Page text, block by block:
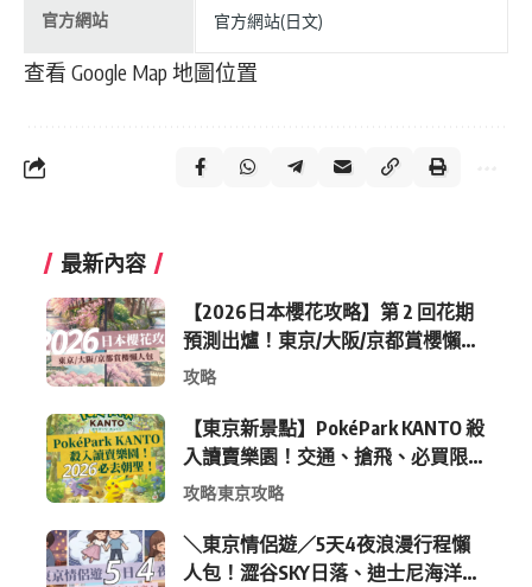
官方網站 官方網站(日文)
查看 Google Map 地圖位置
最新內容
【2026日本櫻花攻略】第 2 回花期
預測出爐！東京/大阪/京都賞櫻懶人
包 (附最新時間表)
攻略
【東京新景點】PokéPark KANTO 殺
入讀賣樂園！交通、搶飛、必買限
定周邊全攻略
攻略東京攻略
＼東京情侶遊／5天4夜浪漫行程懶
人包！澀谷SKY日落、迪士尼海洋、